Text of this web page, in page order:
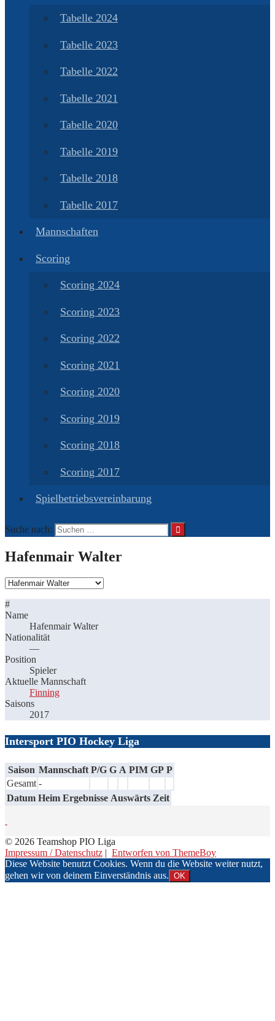
Tabelle 2024
Tabelle 2023
Tabelle 2022
Tabelle 2021
Tabelle 2020
Tabelle 2019
Tabelle 2018
Tabelle 2017
Mannschaften
Scoring
Scoring 2024
Scoring 2023
Scoring 2022
Scoring 2021
Scoring 2020
Scoring 2019
Scoring 2018
Scoring 2017
Spielbetriebsvereinbarung
Suche nach:
Hafenmair Walter
#
Name
Hafenmair Walter
Nationalität
—
Position
Spieler
Aktuelle Mannschaft
Finning
Saisons
2017
Intersport PIO Hockey Liga
Saison Mannschaft P/G G A PIM GP P
Gesamt -
Datum Heim Ergebnisse Auswärts Zeit
© 2026 Teamshop PIO Liga
Impressum / Datenschutz | Entworfen von ThemeBoy
Diese Website benutzt Cookies. Wenn du die Website weiter nutzt,
gehen wir von deinem Einverständnis aus. OK